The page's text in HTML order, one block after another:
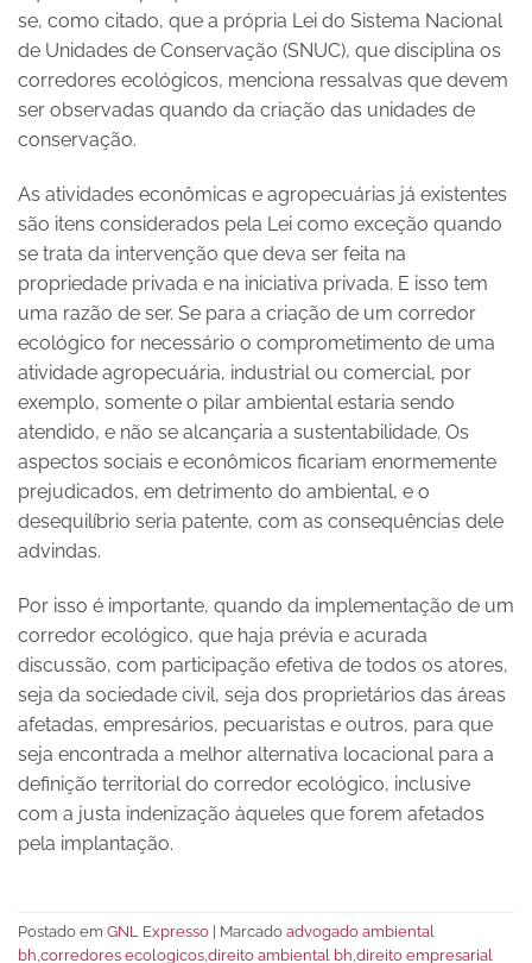
se, como citado, que a própria Lei do Sistema Nacional
de Unidades de Conservação (SNUC), que disciplina os
corredores ecológicos, menciona ressalvas que devem
ser observadas quando da criação das unidades de
conservação.
As atividades econômicas e agropecuárias já existentes
são itens considerados pela Lei como exceção quando
se trata da intervenção que deva ser feita na
propriedade privada e na iniciativa privada. E isso tem
uma razão de ser. Se para a criação de um corredor
ecológico for necessário o comprometimento de uma
atividade agropecuária, industrial ou comercial, por
exemplo, somente o pilar ambiental estaria sendo
atendido, e não se alcançaria a sustentabilidade. Os
aspectos sociais e econômicos ficariam enormemente
prejudicados, em detrimento do ambiental, e o
desequilíbrio seria patente, com as consequências dele
advindas.
Por isso é importante, quando da implementação de um
corredor ecológico, que haja prévia e acurada
discussão, com participação efetiva de todos os atores,
seja da sociedade civil, seja dos proprietários das áreas
afetadas, empresários, pecuaristas e outros, para que
seja encontrada a melhor alternativa locacional para a
definição territorial do corredor ecológico, inclusive
com a justa indenização àqueles que forem afetados
pela implantação.
Postado em GNL Expresso Marcado advogado ambiental
bh,corredores ecologicos,direito ambiental bh,direito empresarial